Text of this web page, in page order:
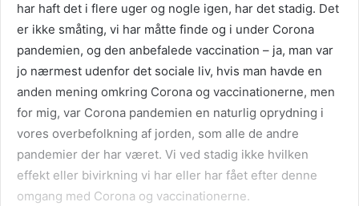
har haft det i flere uger og nogle igen, har det stadig. Det
er ikke småting, vi har måtte finde og i under Corona
pandemien, og den anbefalede vaccination – ja, man var
jo nærmest udenfor det sociale liv, hvis man havde en
anden mening omkring Corona og vaccinationerne, men
for mig, var Corona pandemien en naturlig oprydning i
vores overbefolkning af jorden, som alle de andre
pandemier der har været. Vi ved stadig ikke hvilken
effekt eller bivirkning vi har eller har fået efter denne
omgang med Corona og vaccinationerne.